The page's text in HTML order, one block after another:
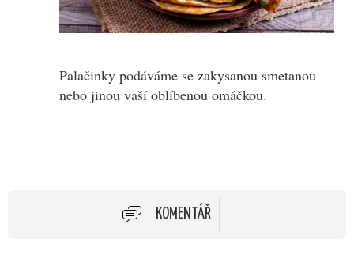
Palačinky podáváme se zakysanou smetanou
nebo jinou vaší oblíbenou omáčkou.
KOMENTÁŘ